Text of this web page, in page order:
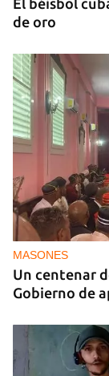
El béisbol
de oro
MASONES
Un centenar
Gobierno de